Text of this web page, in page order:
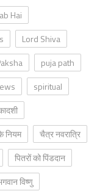
Hai
Lord Shiva
puja path
spiritual
नियम
चैत्र नवरात्रि
पितरों को पिंडदान
विष्णु